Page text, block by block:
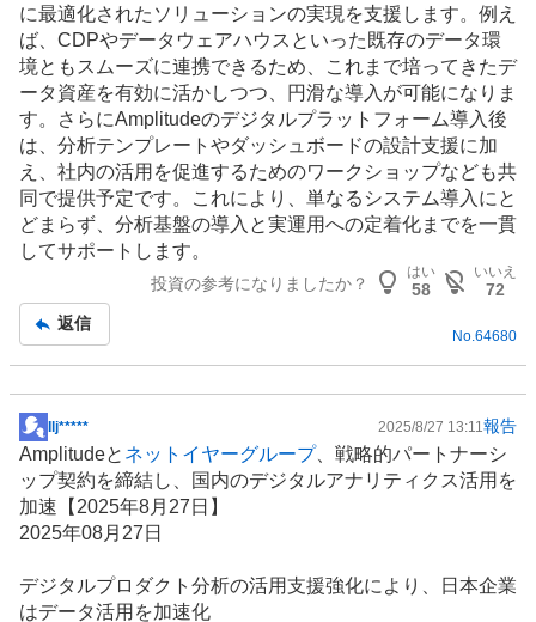
に最適化されたソリューションの実現を支援します。例え
ば、CDPやデータウェアハウスといった既存のデータ環
境ともスムーズに連携できるため、これまで培ってきたデ
ータ資産を有効に活かしつつ、円滑な導入が可能になりま
す。さらにAmplitudeのデジタルプラットフォーム導入後
は、分析テンプレートやダッシュボードの設計支援に加
え、社内の活用を促進するためのワークショップなども共
同で提供予定です。これにより、単なるシステム導入にと
どまらず、分析基盤の導入と実運用への定着化までを一貫
してサポートします。
投資の参考になりましたか？
はい
58
いいえ
72
返信
No. 64680
掲
示
板
記
事
​Ilj***** 2025/8/27 13:11 報告
Amplitudeと ネットイヤーグループ、戦略的パートナーシ
ップ契約を締結し、国内のデジタルアナリティクス活用を
加速【2025年8月27日】
2025年08月27日
デジタルプロダクト分析の活用支援強化により、日本企業
はデータ活用を加速化